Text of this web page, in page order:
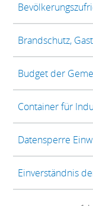
Brandschutz,
Budget der
Container für
Datensperre
Einverständnis